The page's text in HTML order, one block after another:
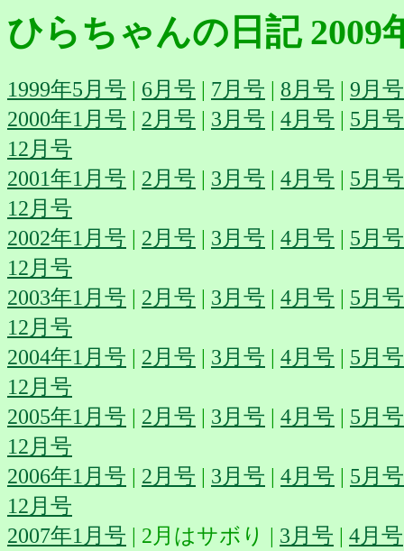
ひらちゃんの日記 2009
1999年5月号 | 6月号 | 7月号 | 8月号 | 9月号
2000年1月号 | 2月号 | 3月号 | 4月号 | 5月号
12月号
2001年1月号 | 2月号 | 3月号 | 4月号 | 5月号
12月号
2002年1月号 | 2月号 | 3月号 | 4月号 | 5月号
12月号
2003年1月号 | 2月号 | 3月号 | 4月号 | 5月号
12月号
2004年1月号 | 2月号 | 3月号 | 4月号 | 5月号
12月号
2005年1月号 | 2月号 | 3月号 | 4月号 | 5月号
12月号
2006年1月号 | 2月号 | 3月号 | 4月号 | 5月号
12月号
2007年1月号 | 2月はサボり | 3月号 | 4月号